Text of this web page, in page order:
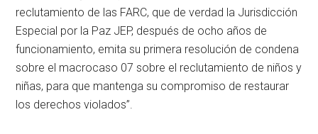
reclutamiento de las FARC, que de verdad la Jurisdicción
Especial por la Paz JEP, después de ocho años de
funcionamiento, emita su primera resolución de condena
sobre el macrocaso 07 sobre el reclutamiento de niños y
niñas, para que mantenga su compromiso de restaurar
los derechos violados”.